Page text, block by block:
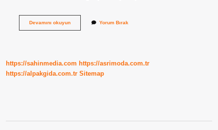
Devamını okuyunBir
Yorum Bırak
https://sahinmedia.com https://asrimoda.com.tr
https://alpakgida.com.tr Sitemap